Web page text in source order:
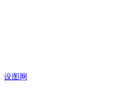
设图网